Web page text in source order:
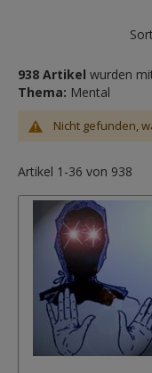
938 Artikel wurden
Thema: Mental
Nicht gefunden,
Artikel 1 -36 von 938